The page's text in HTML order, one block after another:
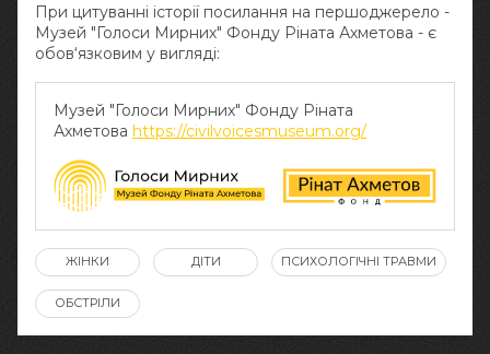
При цитуванні історії посилання на першоджерело -
Музей "Голоси Мирних" Фонду Ріната Ахметова - є
обов‘язковим у вигляді:
Музей "Голоси Мирних" Фонду Ріната
Ахметова https://civilvoicesmuseum.org/
ЖІНКИ ДІТИ ПСИХОЛОГІЧНІ ТРАВМИ
ОБСТРІЛИ